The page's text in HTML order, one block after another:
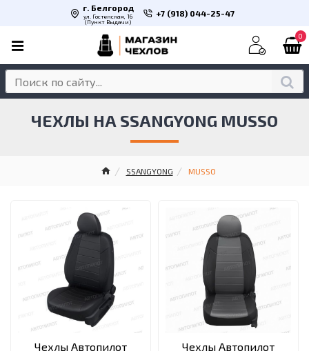
г. Белгород
ул. Гостенская, 16
(Пункт Выдачи)
+7 (918) 044-25-47
0
SSANGYONG MUSSO
ЧЕХЛЫ НА SSANGYONG MUSSO
Чехлы Автопилот
Чехлы Автопилот